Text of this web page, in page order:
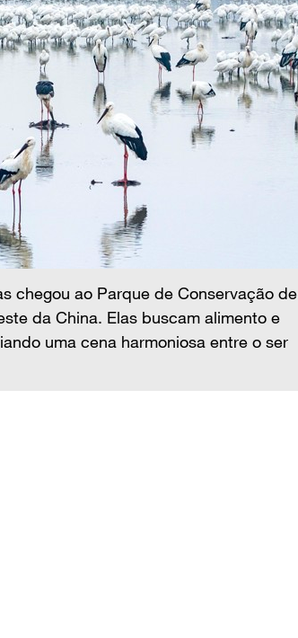
chegou ao Parque de Conservação de
da China. Elas buscam alimento e
uma cena harmoniosa entre o ser